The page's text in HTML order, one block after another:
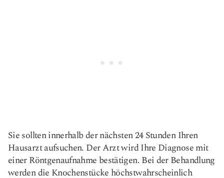
Sie sollten innerhalb der nächsten 24 Stunden Ihren
Hausarzt aufsuchen. Der Arzt wird Ihre Diagnose mit
einer Röntgenaufnahme bestätigen. Bei der Behandlung
werden die Knochenstücke höchstwahrscheinlich